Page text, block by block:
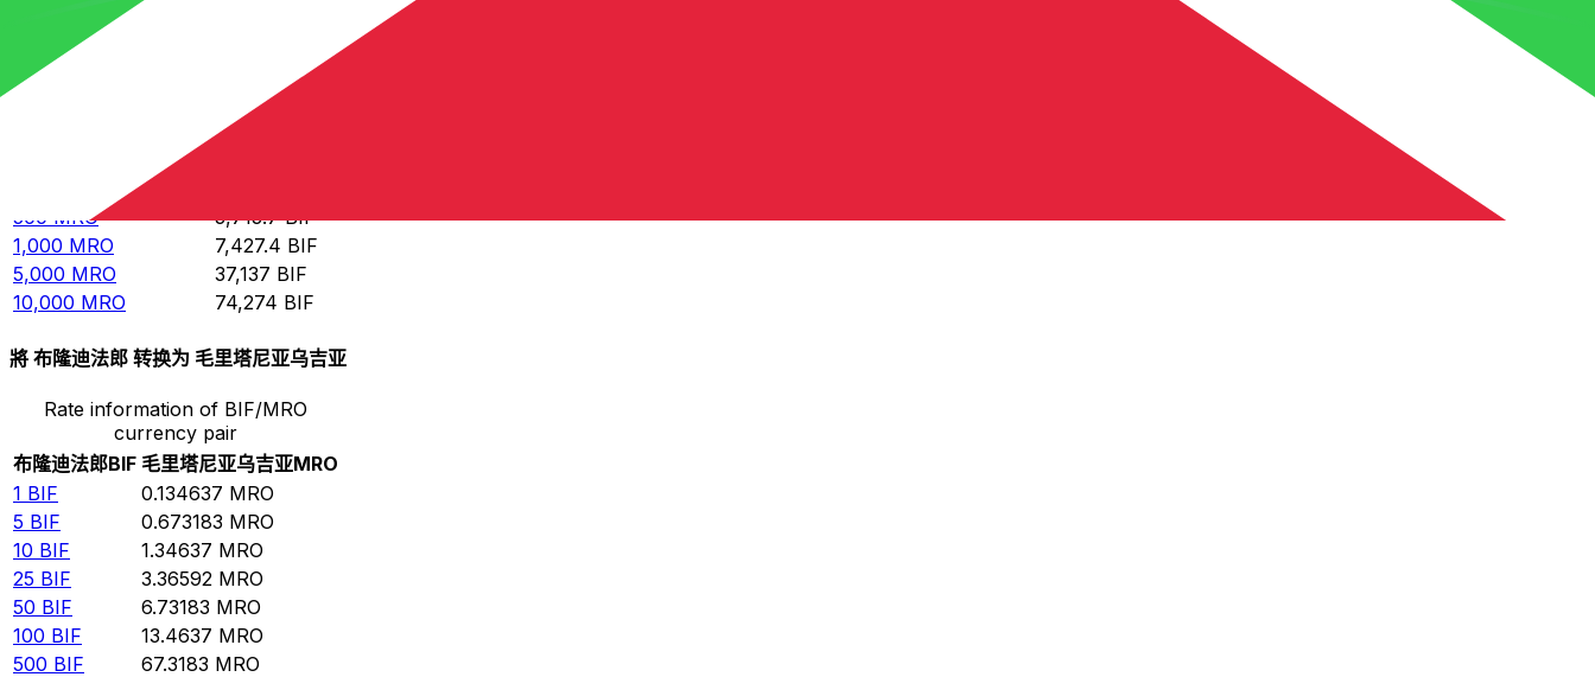
毛里塔尼亚乌吉亚
MRO
5 MRO
BIF
74.274
185.685
500 MRO 3,713.7 BIF
1,000 MRO 7,427.4 BIF
5,000 MRO 37,137 BIF
10,000 MRO 74,274 BIF
將 布隆迪法郎 转换为 毛里塔尼亚乌吉亚
Rate information of BIF/MRO
currency pair
布隆迪法郎BIF 毛里塔尼亚乌吉亚MRO
1 BIF 0.134637 MRO
5 BIF 0.673183 MRO
10 BIF 1.34637 MRO
25 BIF 3.36592 MRO
50 BIF 6.73183 MRO
100 BIF 13.4637 MRO
500 BIF 67.3183 MRO